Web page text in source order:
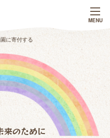
に寄付する
来のために